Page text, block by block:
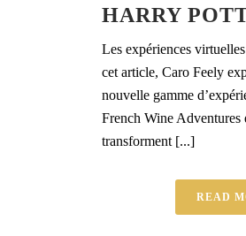
HARRY
Les expériences
cet article, Caro Feely
nouvelle gamme
French Wine Adventures
transforment [...]
READ